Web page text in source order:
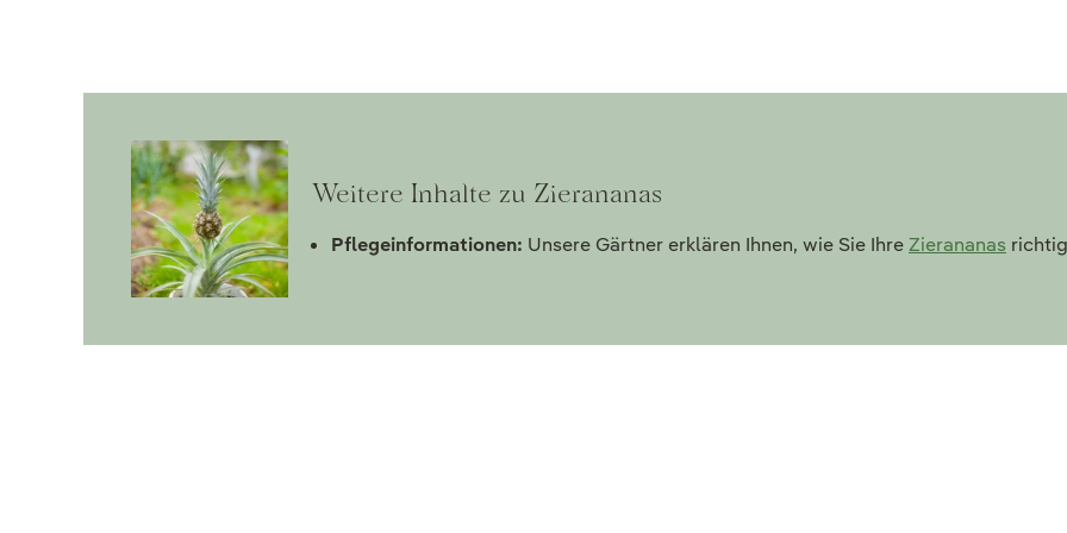
Weitere Inhalte zu Zierananas
Pflegeinformationen: Unsere Gärtner erklären Ihnen, wie Sie IhreZierananas